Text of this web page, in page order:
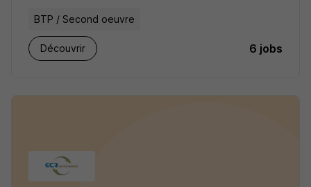
BTP / Second oeuvre
Découvrir 6 jobs